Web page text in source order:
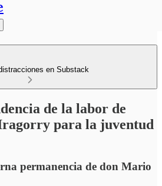
en Substack
de la labor de
para la juventud
permanencia de don Mario